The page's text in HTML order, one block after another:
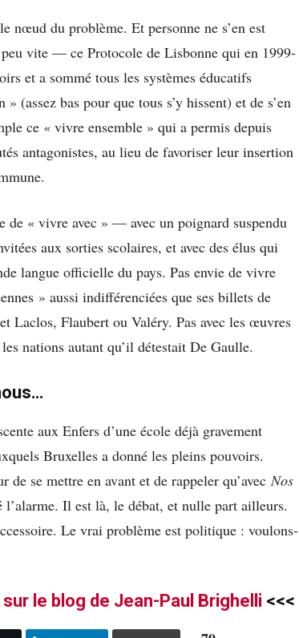
nœud du problème. Et personne ne s’en est
vite — ce Protocole de Lisbonne qui en 1999-
et a sommé tous les systèmes éducatifs
(assez bas pour que tous s’y hissent) et de s’en
ce « vivre ensemble » qui a permis depuis
antagonistes, au lieu de favoriser leur insertion
de « vivre avec » — avec un poignard suspendu
aux sorties scolaires, et avec des élus qui
langue officielle du pays. Pas envie de vivre
» aussi indifférenciées que ses billets de
Laclos, Flaubert ou Valéry. Pas avec les œuvres
nations autant qu’il détestait De Gaulle.
aux Enfers d’une école déjà gravement
Bruxelles a donné les pleins pouvoirs.
se mettre en avant et de rappeler qu’avec Nos
l’alarme. Il est là, le débat, et nulle part ailleurs.
Le vrai problème est politique : voulons-
le blog de Jean-Paul Brighelli <<<